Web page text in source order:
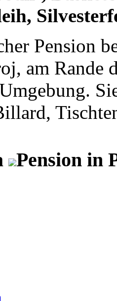
Pension
am Rande
Pension in